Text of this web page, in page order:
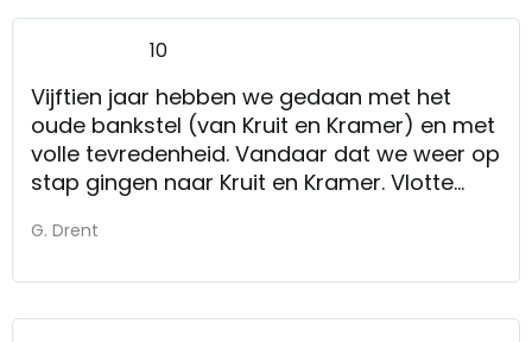
10
Vijftien jaar hebben we gedaan met het
oude bankstel (van Kruit en Kramer) en met
volle tevredenheid. Vandaar dat we weer op
stap gingen naar Kruit en Kramer. Vlotte
G. Drent